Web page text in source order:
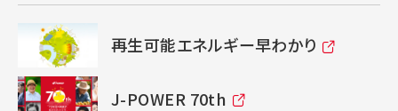
再生可能エネルギー早わかり
J-POWER 70th